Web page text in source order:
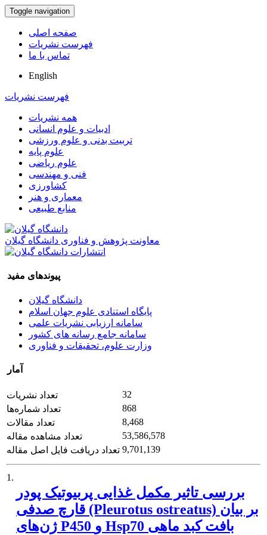
Toggle navigation
صفحه اصلی
فهرست نشریات
تماس با ما
English
فهرست نشریات
همه نشریات
ادبیات و علوم انسانی
تربیت بدنی و علوم ورزشی
علوم پایه
علوم ریاضی
فنی و مهندسی
کشاورزی
معماری و هنر
منابع طبیعی
معاونت پژوهش و فناوری دانشگاه گیلان
پیوندهای مفید
دانشگاه گیلان
پایگاه استنادی علوم جهان اسلام
سامانه ارزیابی نشریات علمی
سامانه جامع رسانه های کشور
وزارت علوم، تحقیقات و فناوری
آمار
تعداد نشریات
32
تعداد شماره‌ها
868
تعداد مقالات
8,468
تعداد مشاهده مقاله
53,586,578
تعداد دریافت فایل اصل مقاله 9,701,139
1.
بررسی تاثیر مکمل غذایی پربیوتیک پودر
قارچ صدفی (Pleurotus ostreatus) بر بیان
ژن‌های P450 و Hsp70 بافت کبد ماهی